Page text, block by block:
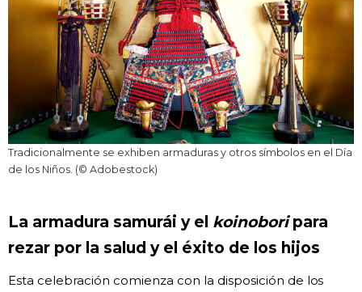
Tradicionalmente se exhiben armaduras y otros símbolos en el Día
de los Niños. (© Adobestock)
La armadura samurái y el koinoboripara
rezar por la salud y el éxito de los hijos
Esta celebración comienza con la disposición de los